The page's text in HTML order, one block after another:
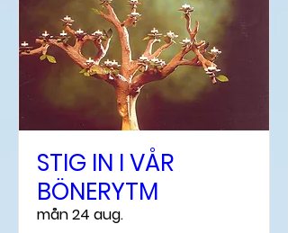
STIG IN I VÅR
BÖNERYTM
mån 24 aug.